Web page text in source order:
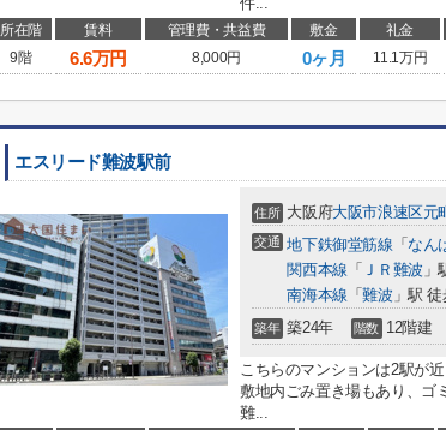
所在階 賃料 管理費・共益費 敷金 礼金
9階
6.6万円 8,000円 0ヶ月 11.1万円
エスリード難波駅前
住所 大阪府大阪市浪速区元
交通 地下鉄御堂筋線 「 なん
関西本線 「 ＪＲ難波 」
南海本線 「難波 」駅
築年 築24年 階数 12階建
こちらのマンションは2駅が
敷地内ごみ置き場もあり、ゴ
難...